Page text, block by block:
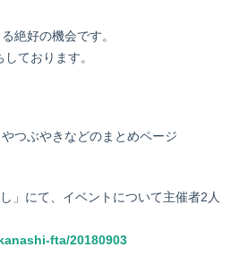
絶好の機会です。
ております。
つぶやきなどのまとめページ
」にて、イベントについて主催者2人
fta/20180903